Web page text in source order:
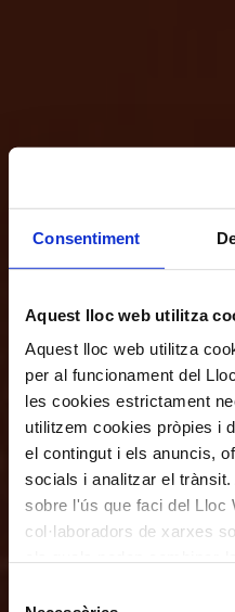
Consentiment
Aquest lloc web utilitza
Aquest lloc web utilitza
per al funcionament del
les cookies estrictament
utilitzem cookies pròpies i
el contingut i els anuncis,
socials i analitzar el
sobre l'ús que faci del Lloc
col·laboradors de xarxes